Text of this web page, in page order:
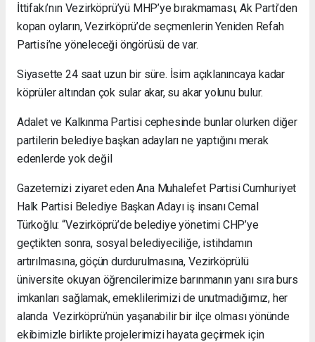
İttifakı’nın Vezirköprü’yü MHP’ye bırakmaması, Ak Parti’den
kopan oyların, Vezirköprü’de seçmenlerin Yeniden Refah
Partisi’ne yöneleceği öngörüsü de var.
Siyasette 24 saat uzun bir süre. İsim açıklanıncaya kadar
köprüler altından çok sular akar, su akar yolunu bulur.
Adalet ve Kalkınma Partisi cephesinde bunlar olurken diğer
partilerin belediye başkan adayları ne yaptığını merak
edenlerde yok değil
Gazetemizi ziyaret eden Ana Muhalefet Partisi Cumhuriyet
Halk Partisi Belediye Başkan Adayı iş insanı Cemal
Türkoğlu: “Vezirköprü’de belediye yönetimi CHP’ye
geçtikten sonra, sosyal belediyeciliğe, istihdamın
artırılmasına, göçün durdurulmasına, Vezirköprülü
üniversite okuyan öğrencilerimize barınmanın yanı sıra burs
imkanları sağlamak, emeklilerimizi de unutmadığımız, her
alanda Vezirköprü’nün yaşanabilir bir ilçe olması yönünde
ekibimizle birlikte projelerimizi hayata geçirmek için